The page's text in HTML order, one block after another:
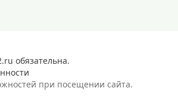
обязательна.
при посещении сайта.